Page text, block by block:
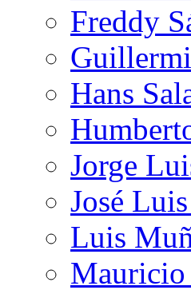
Freddy
Hans
Jorge
José
Luis
Mauricio